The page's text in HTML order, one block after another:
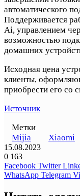
автоматического
Поддерживается
Ai, управлением
возможностью
домашних
Исходная цена
клиенты,
приобрести его со
Источник
Метки
Mijia
Xiaomi
15.08.2023
0 163
Facebook Twitter
WhatsApp Telegram